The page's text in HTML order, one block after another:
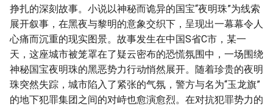
挣扎的深刻故事。小说以神秘而诡异的国宝“夜明珠”为线索
展开叙事，在黑夜与黎明的意象交织下，呈现出一幕幕令人
心痛而沉重的现实图景。故事发生在中国S省C市，某一
天，这座城市被笼罩在了疑云密布的恐慌氛围中，一场围绕
神秘国宝夜明珠的黑恶势力行动悄然展开。随着珍贵的夜明
珠突然失踪，城市陷入了紧张的气氛，警方与名为“玉龙旗”
的地下犯罪集团之间的对峙也愈演愈烈。在对抗犯罪势力的